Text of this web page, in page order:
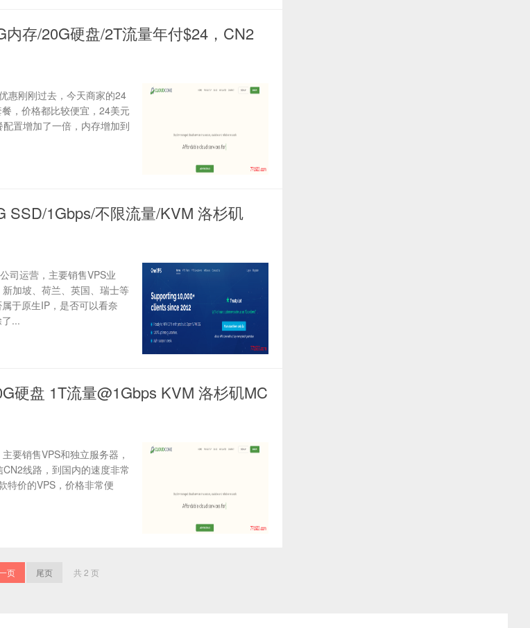
存/20G硬盘/2T流量年付$24，CN2
惠刚刚过去，今天商家的24
，价格都比较便宜，24美元
置增加了一倍，内存增加到
SSD/1Gbps/不限流量/KVM 洛杉矶
司运营，主要销售VPS业
加坡、荷兰、英国、瑞士等
于原生IP，是否可以看奈
...
硬盘 1T流量@1Gbps KVM 洛杉矶MC
要销售VPS和独立服务器，
线路，到国内的速度非常
特价的VPS，价格非常便
页 尾页 共 2 页